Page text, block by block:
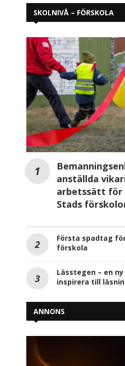
finns
SKOLNIVÅ – FÖRSKOLA
anställda
arbetssätt för
Stads
Första spadtag
förskola
Lässtegen – en
inspirera till
ANNONS